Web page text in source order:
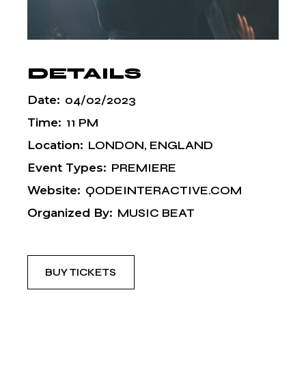
DETAILS
Date: 04/02/2023
Time: 11 PM
Location: LONDON, ENGLAND
Event Types: PREMIERE
Website: QODEINTERACTIVE.COM
Organized By: MUSIC BEAT
BUY TICKETS